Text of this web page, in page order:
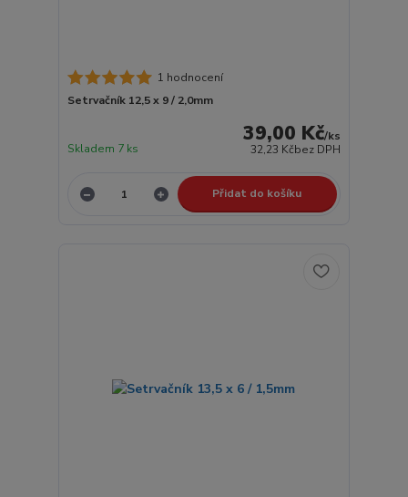
1 hodnocení
Setrvačník 12,5 x 9 / 2,0mm
39,00 Kč/ks
32,23 Kčbez DPH
Skladem 7 ks
Přidat do košíku